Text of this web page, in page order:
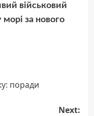
військовий
за нового
поради
Next: